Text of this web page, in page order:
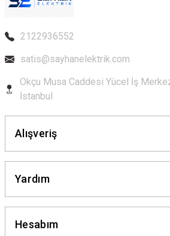
2122936552
satis@sayhanelektrik.com
Okçu Musa Caddesi Yücel İş
İstanbul
Alışveriş
Yardım
Hesabım